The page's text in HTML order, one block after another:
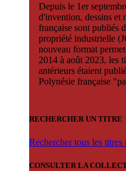
Depuis le 1er
d'invention, dessins et
française sont publiés
propriété industrielle
nouveau format
2014 à août 2023, les
antérieurs étaient
Polynésie française
RECHERCHER UN TITRE
Rechercher tous les
CONSULTER LA